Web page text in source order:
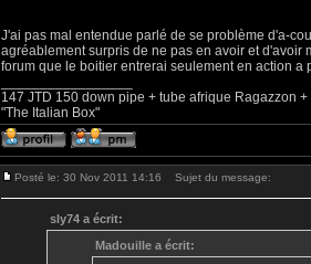
J'ai pas mal entendue parlé de se problème d'a-
agréablement surpris de ne pas en avoir et d'avoir
forum que le boitier entrerai seulement en action a
147 JTD 150 down pipe + tube afrique Ragazzon
"The Italian Box"
Posté le: 30 Nov 2011 14:16 Sujet du message:
sly74 a écrit:
Madouille a écrit: